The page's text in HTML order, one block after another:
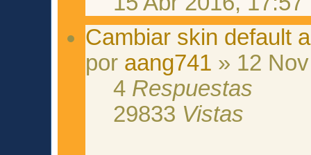
Cambiar skin default
por aang741 » 12
4 Respuestas
29833 Vistas